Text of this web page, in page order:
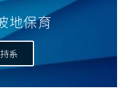
地保育
系